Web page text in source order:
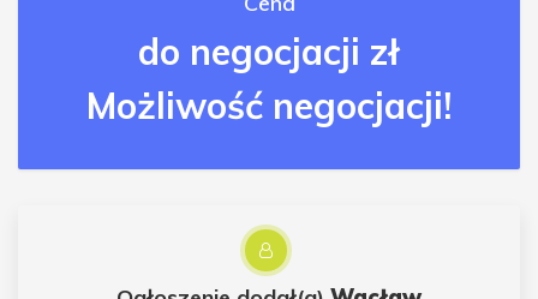
do negocjacji zł
Możliwość negocjacji!